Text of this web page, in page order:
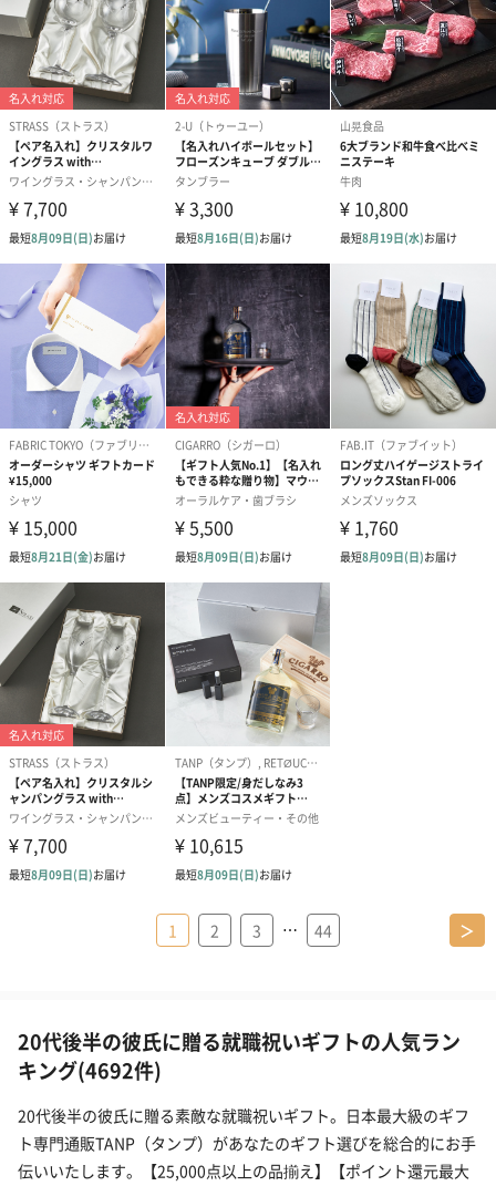
1 2 3 … 44 ＞
20代後半の彼氏に贈る就職祝いギフトの人気ラン
キング(4692件)
20代後半の彼氏に贈る素敵な就職祝いギフト。日本最大級のギフ
ト専門通販TANP（タンプ）があなたのギフト選びを総合的にお手
伝いいたします。【25,000点以上の品揃え】【ポイント還元最大